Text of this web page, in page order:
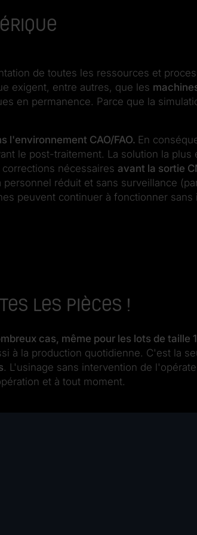
de toutes les ressources et
exigent, entre autres, que les
en permanence. Parce que la
l'environnement CAO/FAO. En
le post-traitement. La solution la
nécessaires avant la sortie
réduit et sans surveillance
peuvent continuer à fonctionner sans
les pièces !
cas, même pour les lots de taille
à la production quotidienne. C'est la
. L'usinage sans intervention de
et à tout moment.